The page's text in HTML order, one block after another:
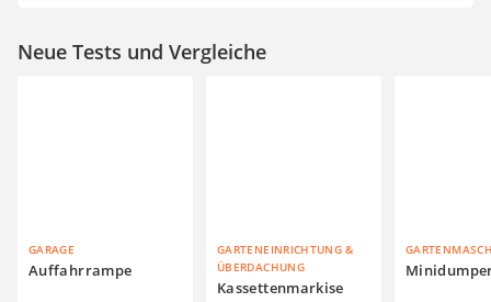
Neue Tests und Vergleiche
GARAGE
Auffahrrampe
GARTENEINRICHTUNG &
ÜBERDACHUNG
Kassettenmarkise